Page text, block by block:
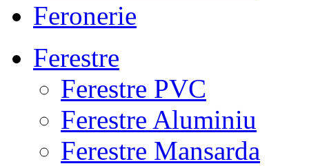
Feronerie
Ferestre
Ferestre PVC
Ferestre Aluminiu
Ferestre Mansarda